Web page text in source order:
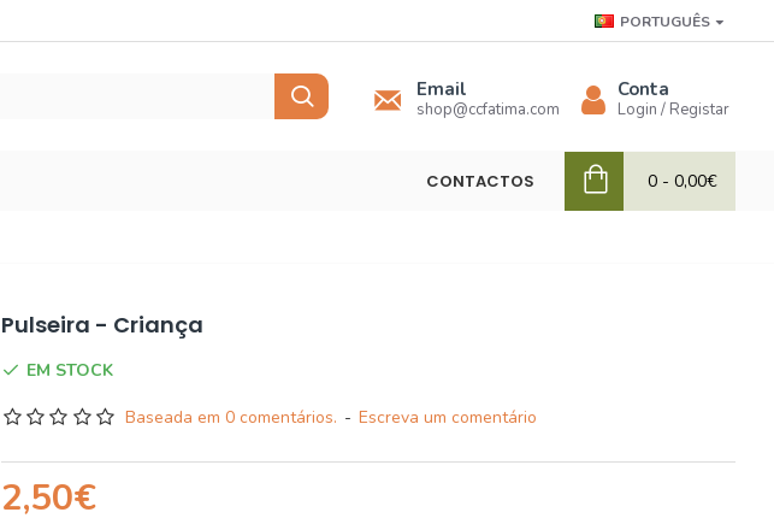
PORTUGUÊS
Email
shop@ccfatima.com
Conta
Login / Registar
CONTACTOS 0 - 0,00€
Pulseira - Criança
EM STOCK
Baseada em 0 comentários. - Escreva um comentário
2,50€